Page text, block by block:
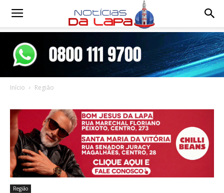
Notícias
Início Região
Região